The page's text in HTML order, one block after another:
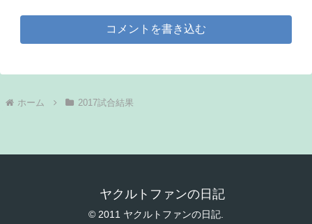
コメントを書き込む
ホーム 2017試合結果
ヤクルトファンの日記
© 2011 ヤクルトファンの日記.